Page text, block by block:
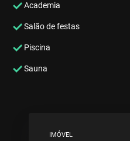
Academia
Salão de festas
Piscina
Sauna
IMÓVEL